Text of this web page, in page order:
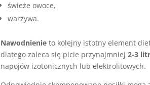
świeże owoce,
warzywa.
Nawodnienie to kolejny istotny element
dlatego zaleca się picie przynajmniej2-3
napojów izotonicznych lub elektrolitowych.